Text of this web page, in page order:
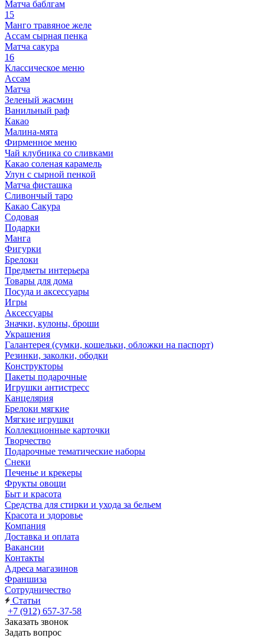
Матча баблгам
15
Манго травяное желе
Ассам сырная пенка
Матча сакура
16
Классическое меню
Ассам
Матча
Зеленый жасмин
Ванильный раф
Какао
Малина-мята
Фирменное меню
Чай клубника со сливками
Какао соленая карамель
Улун с сырной пенкой
Матча фисташка
Сливончый таро
Какао Сакура
Содовая
Подарки
Манга
Фигурки
Брелоки
Предметы интерьера
Товары для дома
Посуда и аксессуары
Игры
Аксессуары
Значки, кулоны, броши
Украшения
Галантерея (сумки, кошельки, обложки на паспорт)
Резинки, заколки, ободки
Конструкторы
Пакеты подарочные
Игрушки антистресс
Канцелярия
Брелоки мягкие
Мягкие игрушки
Коллекционные карточки
Творчество
Подарочные тематические наборы
Снеки
Печенье и крекеры
Фрукты овощи
Быт и красота
Средства для стирки и ухода за бельем
Красота и здоровье
Компания
Доставка и оплата
Вакансии
Контакты
Адреса магазинов
Франшиза
Сотрудничество
Статьи
+7 (912) 657-37-58
Заказать звонок
Задать вопрос